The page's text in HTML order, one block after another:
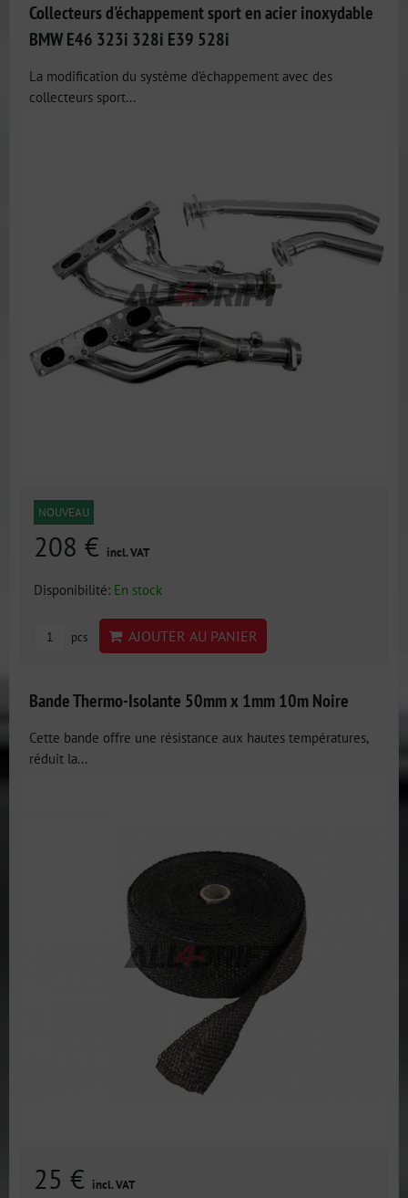
Collecteurs d'échappement sport en acier inoxydable
BMW E46 323i 328i E39 528i
La modification du système d'échappement avec des
collecteurs sport...
NOUVEAU
208 € incl. VAT
Disponibilité: En stock
pcs AJOUTER AU PANIER
Bande Thermo-Isolante 50mm x 1mm 10m Noire
Cette bande offre une résistance aux hautes températures,
réduit la...
25 € incl. VAT